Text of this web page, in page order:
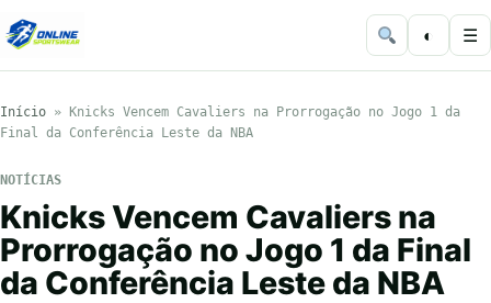
◐ ☰
Início »
Knicks Vencem Cavaliers na Prorrogação no Jogo 1 da
Final da Conferência Leste da NBA
NOTÍCIAS
Knicks Vencem Cavaliers na
Prorrogação no Jogo 1 da Final
da Conferência Leste da NBA